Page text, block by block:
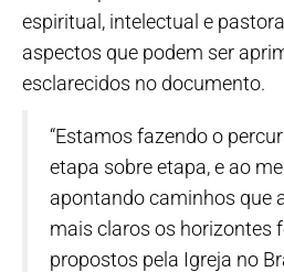
espiritual, intelectual e
aspectos que podem ser
esclarecidos no documento.
“Estamos fazendo o
etapa sobre etapa, e ao
apontando caminhos que
mais claros os horizontes
propostos pela Igreja no